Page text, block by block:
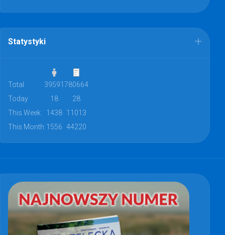
Statystyki
Total 39591 780664
Today
18
28
This Week
1438 11013
This Month 1556 44220